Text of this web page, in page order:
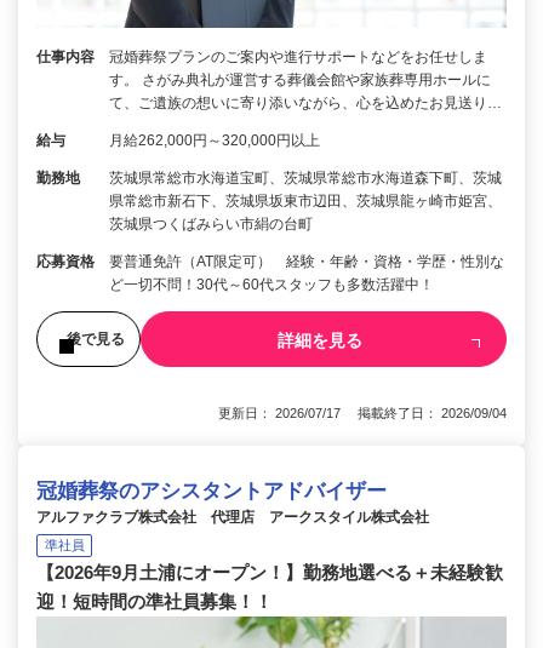
仕事内容
冠婚葬祭プランのご案内や進行サポートなどをお任せしま
す。 さがみ典礼が運営する葬儀会館や家族葬専用ホールに
て、ご遺族の想いに寄り添いながら、心を込めたお見送り…
給与 月給262,000円～320,000円以上
勤務地
茨城県常総市水海道宝町、茨城県常総市水海道森下町、茨城
県常総市新石下、茨城県坂東市辺田、茨城県龍ヶ崎市姫宮、
茨城県つくばみらい市絹の台町
応募資格
要普通免許（AT限定可） 経験・年齢・資格・学歴・性別な
ど一切不問！30代～60代スタッフも多数活躍中！
後で見る 詳細を見る
更新日： 2026/07/17 掲載終了日： 2026/09/04
冠婚葬祭のアシスタントアドバイザー
アルファクラブ株式会社 代理店 アークスタイル株式会社
準社員
【2026年9月土浦にオープン！】勤務地選べる＋未経験歓
迎！短時間の準社員募集！！